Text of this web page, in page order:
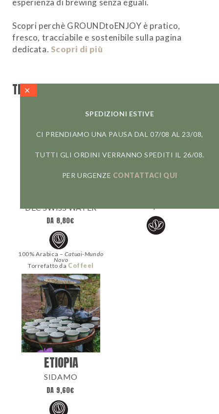
Scopri perchè GROUNDtoENJOY è pratico,
fresco, tracciabile e sostenibile sulla pagina
dedicata. Scopri di più
TI POTREBBE ANCHE INTERESSARE
DEC SWISS WATER
DA 8,80€
100% Arabica – Catuai-Mundo
Novo
Torrefatto da Coffeel
ETIOPIA
SIDAMO
DA 9,60€
SPEDIZIONI ESTIVE
CI PRENDIAMO UNA PAUSA DAL 07/08 AL 23/08,
TUTTI GLI ORDINI VERRANNO SPEDITI IL 26/08.
PER URGENZE CONTATTACI QUI